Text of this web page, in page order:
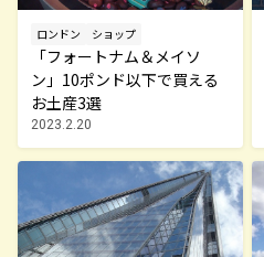
ロンドン ショップ
「フォートナム＆メイソ
ン」10ポンド以下で買える
お土産3選
2023.2.20